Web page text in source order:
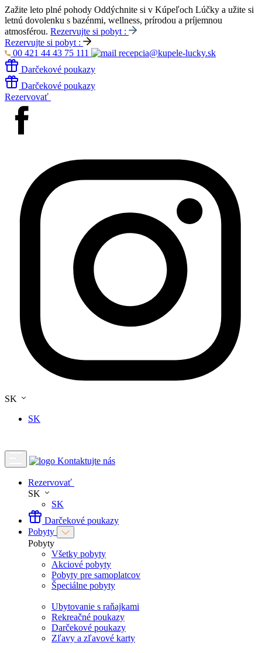
Zažite leto plné pohody Oddýchnite si v Kúpeľoch Lúčky a užite si
letnú dovolenku s bazénmi, wellness, prírodou a príjemnou
atmosférou. Rezervujte si pobyt :
Rezervujte si pobyt :
00 421 44 43 75 111
recepcia@kupele-lucky.sk
Darčekové poukazy
Darčekové poukazy
Rezervovať
SK
SK
Kontaktujte nás
Rezervovať
SK
SK
Darčekové poukazy
Pobyty
Pobyty
Všetky pobyty
Akciové pobyty
Pobyty pre samoplatcov
Špeciálne pobyty
Ubytovanie s raňajkami
Rekreačné poukazy
Darčekové poukazy
Zľavy a zľavové karty